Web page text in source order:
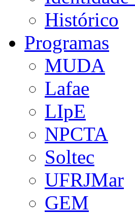
Histórico
Programas
MUDA
Lafae
LIpE
NPCTA
Soltec
UFRJMar
GEM